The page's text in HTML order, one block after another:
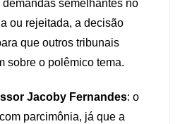
semelhantes no
ou rejeitada, a decisão
que outros tribunais
sobre o polêmico tema.
Jacoby Fernandes: o
parcimônia, já que a